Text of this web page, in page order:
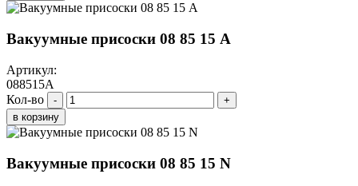
Вакуумные присоски 08 85 15 A
Артикул:
088515A
Кол-во
-
+
в корзину
Вакуумные присоски 08 85 15 N